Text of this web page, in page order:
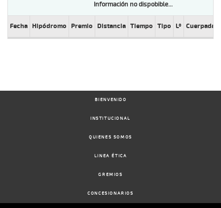
Información no dispobible...
Fecha Hipódromo Premio Distancia Tiempo Tipo Lº Cuerpada
BIENVENIDO
INSTITUCIONAL
QUIENES SOMOS
LINEA ÉTICA
GREMIOS
CONCESIONARIOS